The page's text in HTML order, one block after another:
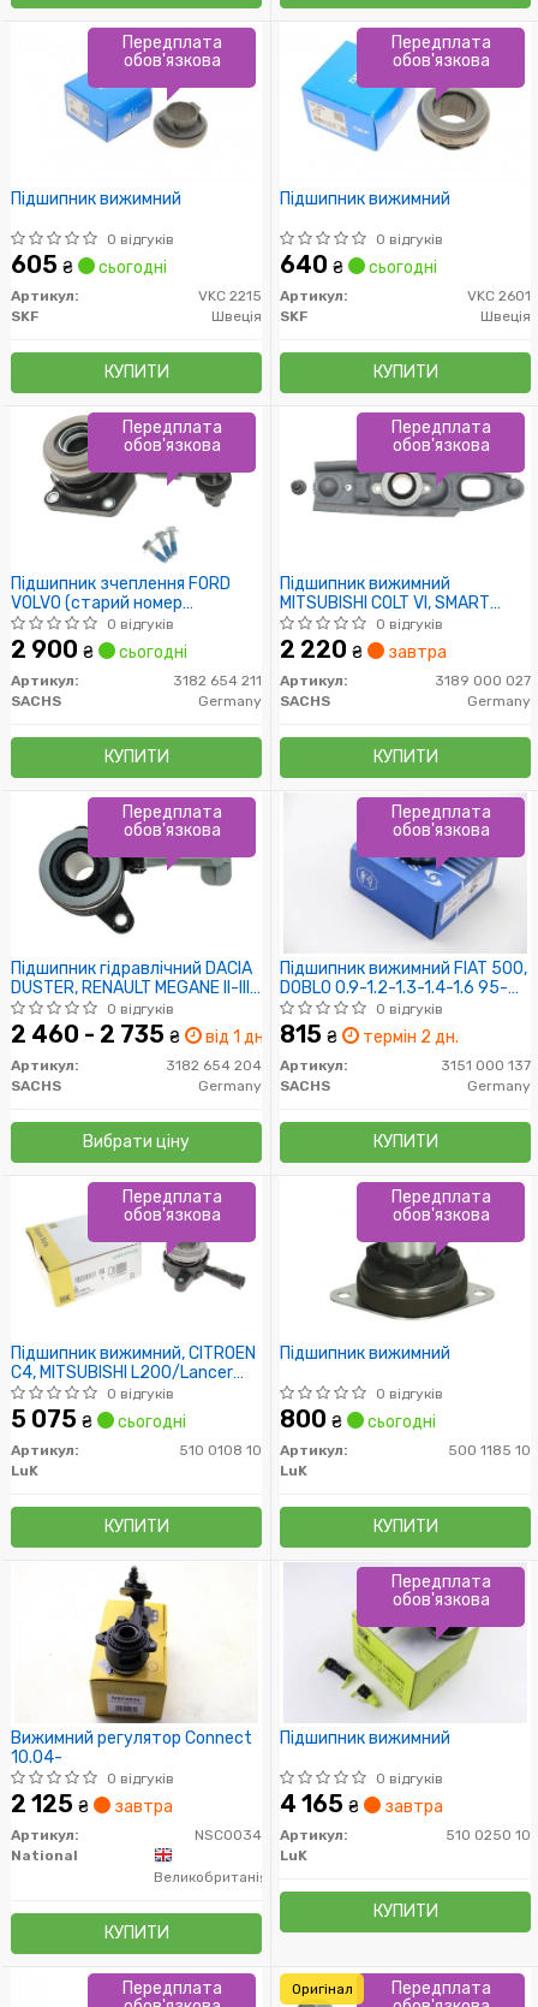
Підшипник вижимний
0 відгуків
605 ₴ сьогодні
Артикул:
VKC 2215
SKF
Швеція
КУПИТИ
Передплата
обов'язкова
Підшипник вижимний
0 відгуків
640 ₴ сьогодні
Артикул:
VKC 2601
SKF
Швеція
КУПИТИ
Передплата
обов'язкова
Підшипник зчеплення FORD
VOLVO (старий номер
3182600148) (Пр-во SACHS)
0 відгуків
2 900 ₴ сьогодні
Артикул:
3182 654 211
SACHS
Germany
КУПИТИ
Передплата
обов'язкова
Підшипник вижимний
MITSUBISHI COLT VI, SMART
FORTWO 0.8-1.0-1.1-1.3-1.5 04-
(Пр-во SACHS)
0 відгуків
2 220 ₴ завтра
Артикул:
3189 000 027
SACHS
Germany
КУПИТИ
Передплата
обов'язкова
Підшипник гідравлічний DACIA
DUSTER, RENAULT MEGANE II-III
1,5dCI 01- (Пр-во SACHS)
0 відгуків
2 460 - 2 735 ₴ від 1 дн.
Артикул:
3182 654 204
SACHS
Germany
Вибрати ціну
Передплата
обов'язкова
Підшипник вижимний FIAT 500,
DOBLO 0.9-1.2-1.3-1.4-1.6 95-
(Пр-во SACHS)0 відгуків
815 ₴ термін 2 дн.
Артикул:
3151 000 137
SACHS
Germany
КУПИТИ
Передплата
обов'язкова
Підшипник вижимний, CITROEN
C4, MITSUBISHI L200/Lancer
VIII/Outlander II/III, Peugeot
4007/4008 1.6-2.4 06-
0 відгуків
5 075 ₴ сьогодні
Артикул:
510 0108 10
LuK
КУПИТИ
Передплата
обов'язкова
Підшипник вижимний
0 відгуків
800 ₴ сьогодні
Артикул:
500 1185 10
LuK
КУПИТИ
Передплата
обов'язкова
Вижимний регулятор Connect
10.04-
0 відгуків
2 125 ₴ завтра
Артикул:
NSC0034
National
Великобританія
КУПИТИ
Підшипник вижимний
0 відгуків
4 165 ₴ завтра
Артикул:
510 0250 10
LuK
КУПИТИ
Передплата
обов'язкова
Передплата
Передплата
Оригінал